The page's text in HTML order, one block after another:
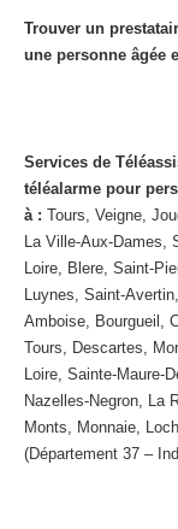
Trouver un
une personne âgée
Services de
téléalarme pour
à : Tours, Veigne,
La Ville-Aux-Dames,
Loire, Blere, Saint-
Luynes, Saint-
Amboise, Bourgueil,
Tours, Descartes,
Loire, Sainte-Maure-
Nazelles-Negron, La
Monts, Monnaie,
(Département 37 –